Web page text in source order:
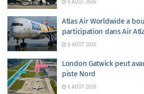
6 AOÛT 2026
Atlas Air Worldwide a
participation dans Air
6 AOÛT 2026
London Gatwick peut
piste Nord
6 AOÛT 2026